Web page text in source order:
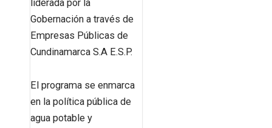
liderada por la
Gobernación a través de
Empresas Públicas de
Cundinamarca S.A E.S.P.
El programa se enmarca
en la política pública de
agua potable y